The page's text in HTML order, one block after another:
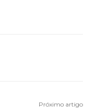
Próximo artigo